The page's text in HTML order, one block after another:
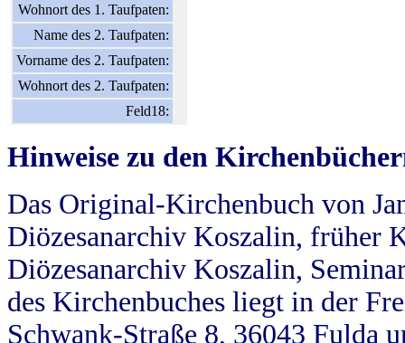
Wohnort des 1. Taufpaten:
Name des 2. Taufpaten:
Vorname des 2. Taufpaten:
Wohnort des 2. Taufpaten:
Feld18:
Hinweise zu den
Das Original-Kirchenbuch von
Diözesanarchiv Koszalin, früher
Diözesanarchiv Koszalin,
des Kirchenbuches liegt in der
Schwank-Straße 8, 36043 Fulda